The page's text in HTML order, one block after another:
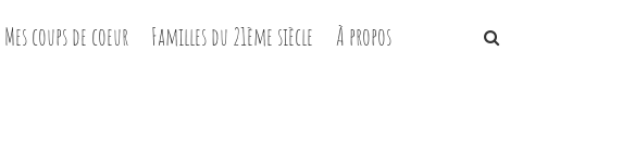
Mes coups de coeur Familles du 21ème siècle À propos